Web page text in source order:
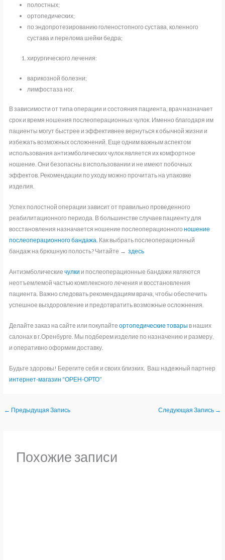
полостных;
ортопедических;
по эндопротезированию голеностопного сустава, коленного
сустава и перелома шейки бедра;
хирургического лечения:
варикозной болезни;
лимфостаза ног.
В зависимости от типа операции и состояния пациента, врач назначает
срок и время ношения послеоперационных чулок. Именно благодаря им
пациенты могут быстрее и эффективнее вернуться к обычной жизни и
избежать возможных осложнений. Еще одним важным аспектом
использования антиэмболических чулок является их комфортное
ношение. Они безопасны в использовании и не имеют побочных
эффектов. Рекомендации по уходу можно прочитать на упаковке
изделия.
Успех полостной операции зависит от правильно проведенного
реабилитационного периода. В большинстве случаев пациенту для
восстановления назначается ношение послеоперационногоношение
послеоперационного бандажа. Как выбрать послеоперационный
бандаж на брюшную полость? Читайте →здесь
Антиэмболическиечулки и послеоперационные бандажи являются
неотъемлемой частью комплексного лечения и восстановления
пациента. Важно следовать рекомендациям врача, чтобы обеспечить
успешное выздоровление и предотвратить возможные осложнения.
Делайте заказ на сайте или покупайтеортопедические товары в наших
салонах в г.Оренбурге. Мы подберем изделие по назначению и размеру,
и оперативно оформим доставку.
Будьте здоровы! Берегите себя и своих близких. Ваш надежный партнер
интернет-магазин “ОРЕН-ОРТО”
← Предыдущая Запись Следующая Запись →
Похожие записи